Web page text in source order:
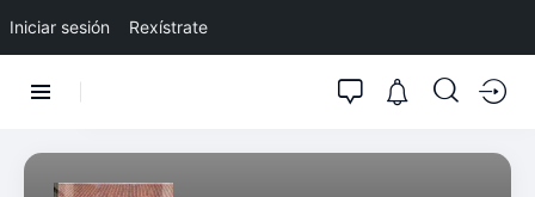
Iniciar sesión Rexístrate